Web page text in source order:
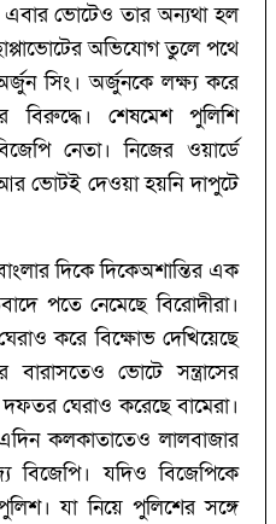
ভোটেও তার অন্যথা হল
অভিযোগ তুলে পথে
সিং। অর্জুনকে লক্ষ্য করে
বিরুদ্ধে। শেষমেশ পুলিশি
নেতা। নিজের ওয়ার্ডে
ভোটই দেওয়া হয়নি দাপুটে
দিকে দিকেঅশান্তির এক
পতে নেমেছে বিরোদীরা।
করে বিক্ষোভ দেখিয়েছে
ভোটে সন্ত্রাসের
ঘেরাও করেছে বামেরা।
কলকাতাতেও লালবাজার
বিজেপি। যদিও বিজেপিকে
যা নিয়ে পুলিশের সঙ্গে